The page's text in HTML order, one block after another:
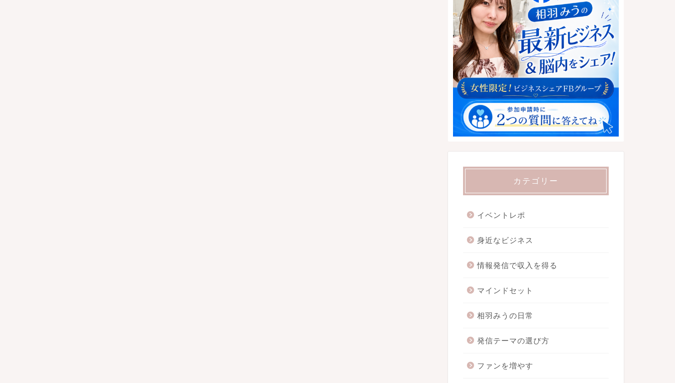
カテゴリー
イベントレポ
身近なビジネス
情報発信で収入を得る
マインドセット
相羽みうの日常
発信テーマの選び方
ファンを増やす